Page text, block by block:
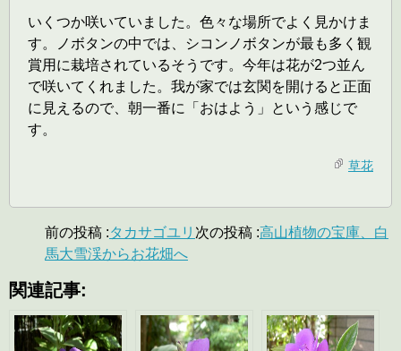
いくつか咲いていました。色々な場所でよく見かけま
す。ノボタンの中では、シコンノボタンが最も多く観
賞用に栽培されているそうです。今年は花が2つ並ん
で咲いてくれました。我が家では玄関を開けると正面
に見えるので、朝一番に「おはよう」という感じで
す。
草花
前の投稿 :タカサゴユリ 次の投稿 :高山植物の宝庫、白
馬大雪渓からお花畑へ
関連記事: